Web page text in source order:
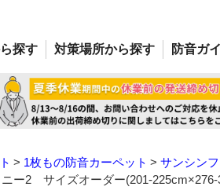
探す 対策場所から探す 防音ガ
1枚もの防音カーペット
サンシン
ー2 サイズオーダー(201-225cm×276-